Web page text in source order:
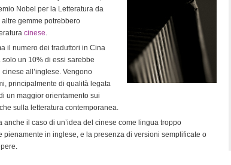
Nobel per la Letteratura da
gemme potrebbero
cinese.
il numero dei traduttori in Cina
solo un 10% di essi sarebbe
all’inglese. Vengono
principalmente di qualità legata
un maggior orientamento sui
sulla letteratura contemporanea.
anche il caso di un’idea del cinese come lingua troppo
pienamente in inglese, e la presenza di versioni semplificate o